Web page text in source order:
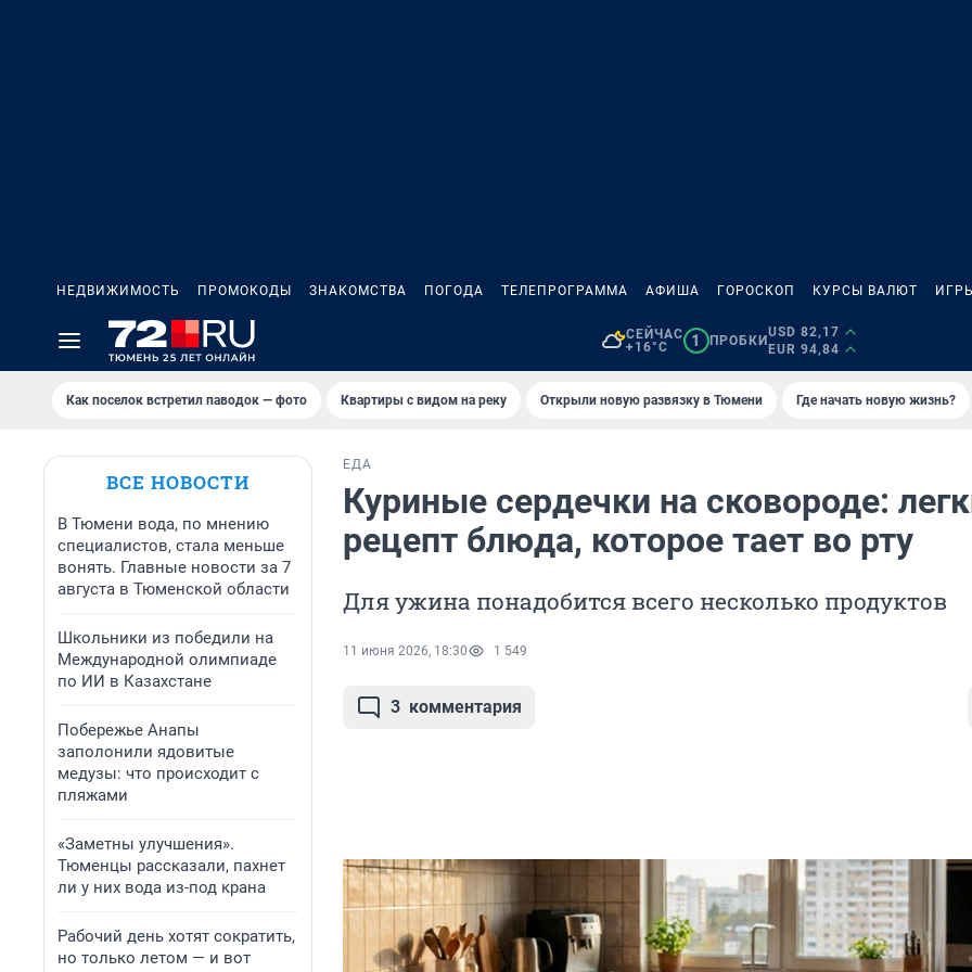
НЕДВИЖИМОСТЬ ПРОМОКОДЫ ЗНАКОМСТВА ПОГОДА ТЕЛЕПРОГРАММА АФИША ГОРОСКОП КУРСЫ ВАЛЮТ
СЕЙЧАС
+16°C
1 ПРОБКИ
USD 82,17
EUR 94,84
Как поселок встретил паводок — фото Квартиры с видом на реку Открыли новую развязку в Тюмени Где начать новую жизнь?
ВСЕ НОВОСТИ
В Тюмени вода, по мнению
специалистов, стала меньше
вонять. Главные новости за 7
августа в Тюменской области
Школьники из победили на
Международной олимпиаде
по ИИ в Казахстане
Побережье Анапы
заполонили ядовитые
медузы: что происходит с
пляжами
«Заметны улучшения».
Тюменцы рассказали, пахнет
ли у них вода из-под крана
Рабочий день хотят сократить,
но только летом — и вот
ЕДА
Куриные сердечки на сковороде:
рецепт блюда, которое тает во рту
Для ужина понадобится всего несколько продуктов
11 июня 2026, 18:30 1 549
3 комментария